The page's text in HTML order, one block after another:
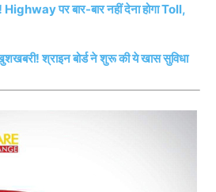
Highway पर बार-बार नहीं देना होगा Toll,
श्राइन बोर्ड ने शुरू की ये खास सुविधा